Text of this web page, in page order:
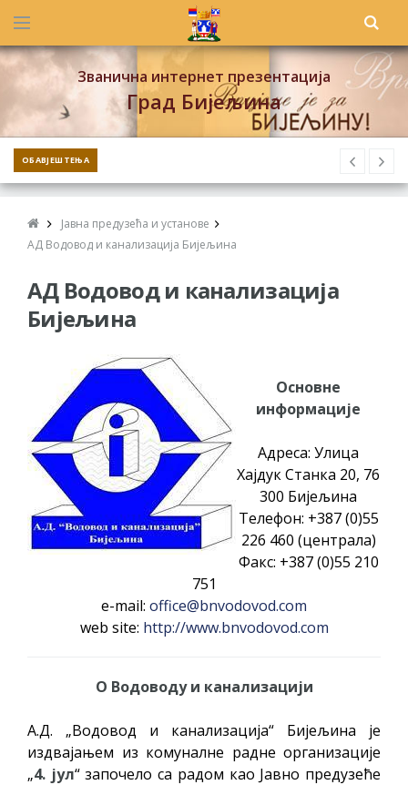
Званична интернет презентација
Град Бијељина
ОБАВЈЕШТЕЊА
Јавна предузећа и установе
АД Водовод и канализација Бијељина
АД Водовод и канализација
Бијељина
Основне
информације
Адреса: Улица
Хајдук Станка 20, 76
300 Бијељина
Teлефон: +387 (0)55
226 460 (централа)
Факс: +387 (0)55 210
751
e-mail: office@bnvodovod.com
web site: http://www.bnvodovod.com
О Водоводу и канализацији
А.Д. „Водовод и канализација“ Бијељина је
издвајањем из комуналне радне организације
„4. јул“ започело са радом као Јавно предузеће